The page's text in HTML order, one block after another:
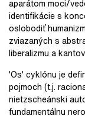
aparátom moci/
identifikácie s
oslobodiť
zviazaných s
liberalizmu a
'Os' cyklónu je
pojmoch (t.j.
nietzscheánski
fundamentálnu